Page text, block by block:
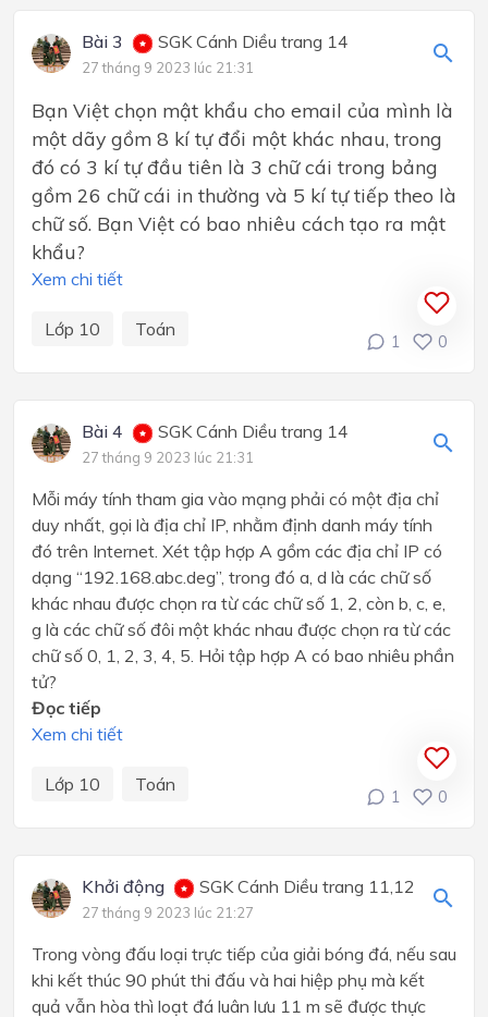
Bài 3 SGK Cánh Diều trang 14
27 tháng 9 2023 lúc 21:31
Bạn Việt chọn mật khẩu cho email của mình là
một dãy gồm 8 kí tự đổi một khác nhau, trong
đó có 3 kí tự đầu tiên là 3 chữ cái trong bảng
gồm 26 chữ cái in thường và 5 kí tự tiếp theo là
chữ số. Bạn Việt có bao nhiêu cách tạo ra mật
khẩu?
Xem chi tiết
Lớp 10 Toán
1 0
Bài 4 SGK Cánh Diều trang 14
27 tháng 9 2023 lúc 21:31
Mỗi máy tính tham gia vào mạng phải có một địa chỉ
duy nhất, gọi là địa chỉ IP, nhằm định danh máy tính
đó trên Internet. Xét tập hợp A gồm các địa chỉ IP có
dạng “192.168.abc.deg”, trong đó a, d là các chữ số
khác nhau được chọn ra từ các chữ số 1, 2, còn b, c, e,
g là các chữ số đôi một khác nhau được chọn ra từ các
chữ số 0, 1, 2, 3, 4, 5. Hỏi tập hợp A có bao nhiêu phần
tử?
Đọc tiếp
Xem chi tiết
Lớp 10 Toán
1 0
Khởi động SGK Cánh Diều trang 11,12
27 tháng 9 2023 lúc 21:27
Trong vòng đấu loại trực tiếp của giải bóng đá, nếu sau
khi kết thúc 90 phút thi đấu và hai hiệp phụ mà kết
quả vẫn hòa thì loạt đá luân lưu 11 m sẽ được thực